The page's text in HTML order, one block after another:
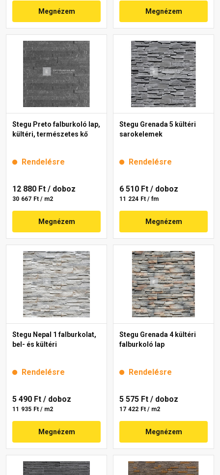
Megnézem Megnézem
Stegu Preto falburkoló lap,
kültéri, természetes kő
Rendelésre
12 880 Ft / doboz
30 667 Ft / m2
Megnézem
Stegu Grenada 5 kültéri
sarokelemek
Rendelésre
6 510 Ft / doboz
11 224 Ft / fm
Megnézem
Stegu Nepal 1 falburkolat,
bel- és kültéri
Rendelésre
5 490 Ft / doboz
11 935 Ft / m2
Megnézem
Stegu Grenada 4 kültéri
falburkoló lap
Rendelésre
5 575 Ft / doboz
17 422 Ft / m2
Megnézem